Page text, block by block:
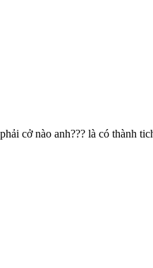
cở nào anh??? là có thành